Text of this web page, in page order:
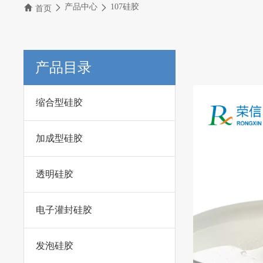
首页 产品中心 107硅胶
产品目录
缩合型硅胶
加成型硅胶
透明硅胶
电子灌封硅胶
发泡硅胶